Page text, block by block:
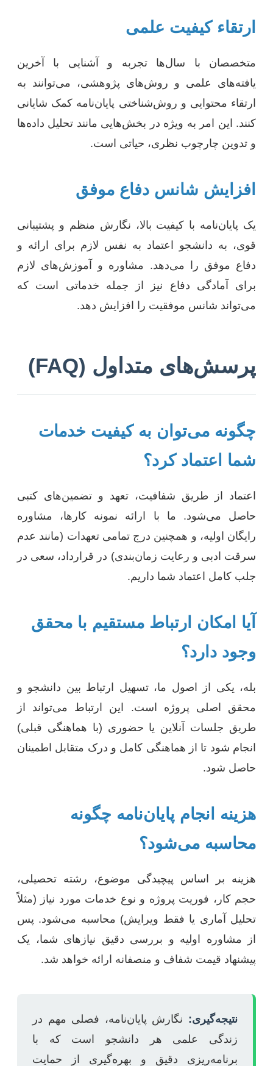
ارتقاء کیفیت علمی
متخصصان با سال‌ها تجربه و آشنایی با آخرین
یافته‌های علمی و روش‌های پژوهشی، می‌توانند به
ارتقاء محتوایی و روش‌شناختی پایان‌نامه کمک شایانی
کنند. این امر به ویژه در بخش‌هایی مانند تحلیل داده‌ها
و تدوین چارچوب نظری، حیاتی است.
افزایش شانس دفاع موفق
یک پایان‌نامه با کیفیت بالا، نگارش منظم و پشتیبانی
قوی، به دانشجو اعتماد به نفس لازم برای ارائه و
دفاع موفق را می‌دهد. مشاوره و آموزش‌های لازم
برای آمادگی دفاع نیز از جمله خدماتی است که
می‌تواند شانس موفقیت را افزایش دهد.
پرسش‌های متداول (FAQ)
چگونه می‌توان به کیفیت خدمات
شما اعتماد کرد؟
اعتماد از طریق شفافیت، تعهد و تضمین‌های کتبی
حاصل می‌شود. ما با ارائه نمونه کارها، مشاوره
رایگان اولیه، و همچنین درج تمامی تعهدات (مانند عدم
سرقت ادبی و رعایت زمان‌بندی) در قرارداد، سعی در
جلب کامل اعتماد شما داریم.
آیا امکان ارتباط مستقیم با محقق
وجود دارد؟
بله، یکی از اصول ما، تسهیل ارتباط بین دانشجو و
محقق اصلی پروژه است. این ارتباط می‌تواند از
طریق جلسات آنلاین یا حضوری (با هماهنگی قبلی)
انجام شود تا از هماهنگی کامل و درک متقابل اطمینان
حاصل شود.
هزینه انجام پایان‌نامه چگونه
محاسبه می‌شود؟
هزینه بر اساس پیچیدگی موضوع، رشته تحصیلی،
حجم کار، فوریت پروژه و نوع خدمات مورد نیاز (مثلاً
تحلیل آماری یا فقط ویرایش) محاسبه می‌شود. پس
از مشاوره اولیه و بررسی دقیق نیازهای شما، یک
پیشنهاد قیمت شفاف و منصفانه ارائه خواهد شد.
نتیجه‌گیری: نگارش پایان‌نامه، فصلی مهم در
زندگی علمی هر دانشجو است که با
برنامه‌ریزی دقیق و بهره‌گیری از حمایت